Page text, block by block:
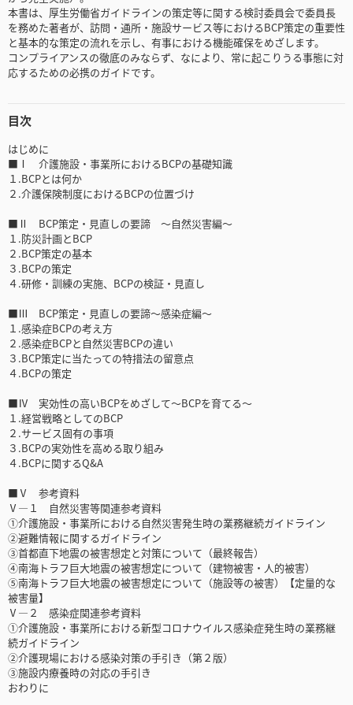
本書は、厚生労働省ガイドラインの策定等に関する検討委員会で委員長
を務めた著者が、訪問・通所・施設サービス等におけるBCP策定の重要性
と基本的な策定の流れを示し、有事における機能確保をめざします。
コンプライアンスの徹底のみならず、なにより、常に起こりうる事態に対
応するための必携のガイドです。
目次
はじめに
■Ⅰ 介護施設・事業所におけるBCPの基礎知識
１.BCPとは何か
２.介護保険制度におけるBCPの位置づけ
■Ⅱ BCP策定・見直しの要諦 ～自然災害編～
１.防災計画とBCP
２.BCP策定の基本
３.BCPの策定
４.研修・訓練の実施、BCPの検証・見直し
■Ⅲ BCP策定・見直しの要諦～感染症編～
１.感染症BCPの考え方
２.感染症BCPと自然災害BCPの違い
３.BCP策定に当たっての特措法の留意点
４.BCPの策定
■Ⅳ 実効性の高いBCPをめざして～BCPを育てる～
１.経営戦略としてのBCP
２.サービス固有の事項
３.BCPの実効性を高める取り組み
４.BCPに関するQ&A
■Ⅴ 参考資料
Ⅴ―１ 自然災害等関連参考資料
①介護施設・事業所における自然災害発生時の業務継続ガイドライン
②避難情報に関するガイドライン
③首都直下地震の被害想定と対策について（最終報告）
④南海トラフ巨大地震の被害想定について（建物被害・人的被害）
⑤南海トラフ巨大地震の被害想定について（施設等の被害）【定量的な
被害量】
Ⅴ―２ 感染症関連参考資料
①介護施設・事業所における新型コロナウイルス感染症発生時の業務継
続ガイドライン
②介護現場における感染対策の手引き（第２版）
③施設内療養時の対応の手引き
おわりに